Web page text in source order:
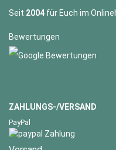
Seit 2004 für Euch im
Bewertungen
ZAHLUNGS-/VERSAND
PayPal